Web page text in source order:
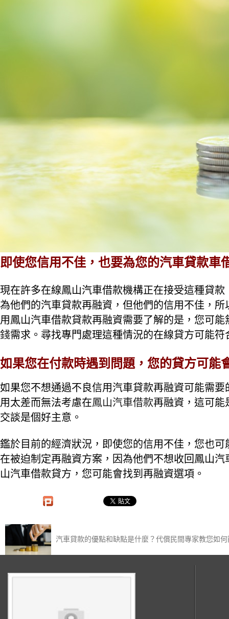
即使您信用不佳，也要為您的汽車貸款車
現在許多在線鳳山汽車借款機構正在接受這種貸
為他們的汽車貸款再融資，但他們的信用不佳，
用鳳山汽車借款貸款再融資需要了解的是，您可
錢需求。尋找專門處理這種情況的在線貸方可能
如果您在付款時遇到問題，您的貸方可能
如果您不想通過不良信用汽車貸款再融資可能需
用太差而無法考慮在鳳山汽車借款再融資，這可能
交談是個好主意。
鑑於目前的經濟狀況，即使您的信用不佳，您也
在被迫制定再融資方案，因為他們不想收回鳳山
山汽車借款貸方，您可能會找到再融資選項。
汽車貸款的優點和缺點是什麼？代償民間專家教您如